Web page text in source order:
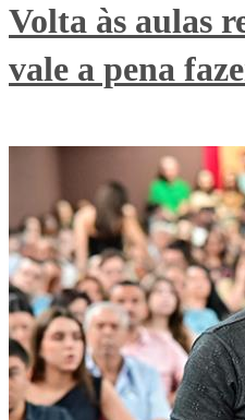
Volta às aulas
vale a pena